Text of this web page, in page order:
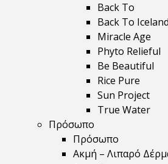
Back To
Back To Iceland
Miracle Age
Phyto Relieful
Be Beautiful
Rice Pure
Sun Project
True Water
Πρόσωπο
Πρόσωπο
Ακμή – Λιπαρό